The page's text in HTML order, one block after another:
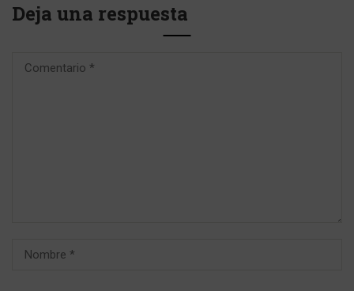
Deja una respuesta